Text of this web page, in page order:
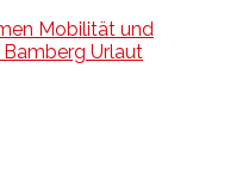
Mobilität und
Urlaut